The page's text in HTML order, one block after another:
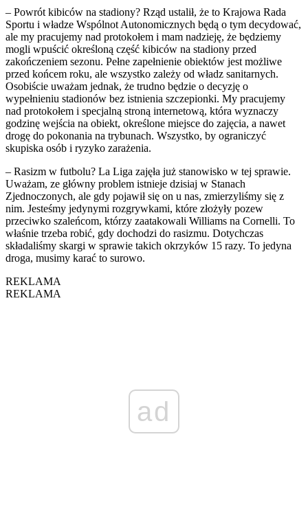
– Powrót kibiców na stadiony? Rząd ustalił, że to Krajowa Rada
Sportu i władze Wspólnot Autonomicznych będą o tym decydować,
ale my pracujemy nad protokołem i mam nadzieję, że będziemy
mogli wpuścić określoną część kibiców na stadiony przed
zakończeniem sezonu. Pełne zapełnienie obiektów jest możliwe
przed końcem roku, ale wszystko zależy od władz sanitarnych.
Osobiście uważam jednak, że trudno będzie o decyzję o
wypełnieniu stadionów bez istnienia szczepionki. My pracujemy
nad protokołem i specjalną stroną internetową, która wyznaczy
godzinę wejścia na obiekt, określone miejsce do zajęcia, a nawet
drogę do pokonania na trybunach. Wszystko, by ograniczyć
skupiska osób i ryzyko zarażenia.
– Rasizm w futbolu? La Liga zajęła już stanowisko w tej sprawie.
Uważam, ze główny problem istnieje dzisiaj w Stanach
Zjednoczonych, ale gdy pojawił się on u nas, zmierzyliśmy się z
nim. Jesteśmy jedynymi rozgrywkami, które złożyły pozew
przeciwko szaleńcom, którzy zaatakowali Williams na Cornelli. To
właśnie trzeba robić, gdy dochodzi do rasizmu. Dotychczas
składaliśmy skargi w sprawie takich okrzyków 15 razy. To jedyna
droga, musimy karać to surowo.
REKLAMA
REKLAMA
ad